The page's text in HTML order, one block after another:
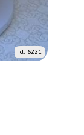
id: 6221